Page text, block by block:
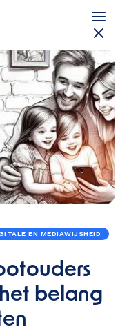
EN MEDIAWIJSHEID
belang